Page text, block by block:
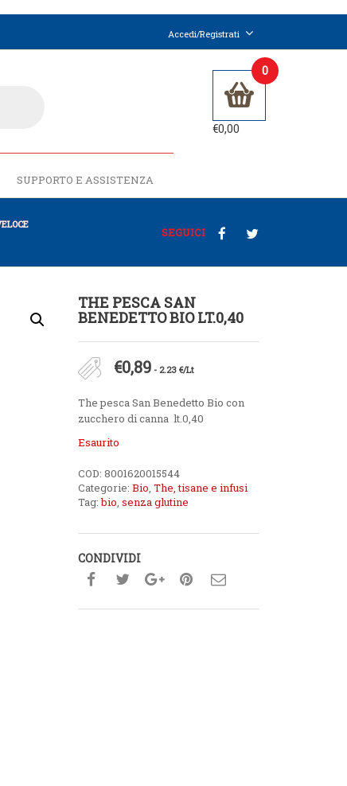
Accedi/Registrati
SUPPORTO E ASSISTENZA
0
€0,00
SEGUICI
THE PESCA SAN
BENEDETTO BIO LT.0,40
€0,89 - 2.23 €/Lt
The pesca San Benedetto Bio con
zucchero di canna lt.0,40
Esaurito
COD:8001620015544
Categorie:Bio,The, tisane e infusi
Tag:bio,senza glutine
CONDIVIDI